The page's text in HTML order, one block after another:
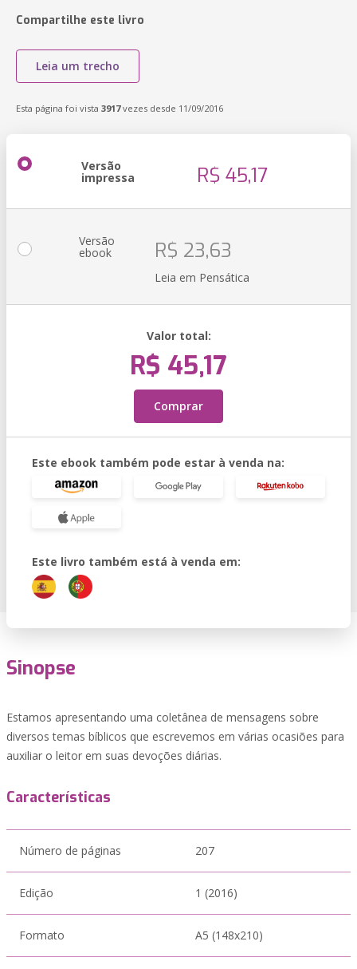
Compartilhe este livro
Leia um trecho
Esta página foi vista 3917vezes desde 11/09/2016
Versão
impressa R$ 45,17
Versão
ebook R$ 23,63
Leia em Pensática
Valor total:
R$ 45,17
Comprar
Este ebook também pode estar à venda na:
Este livro também está à venda em:
Sinopse
Estamos apresentando uma coletânea de mensagens sobre
diversos temas bíblicos que escrevemos em várias ocasiões para
auxiliar o leitor em suas devoções diárias.
Características
Número de páginas 207
Edição 1 (2016)
Formato A5 (148x210)